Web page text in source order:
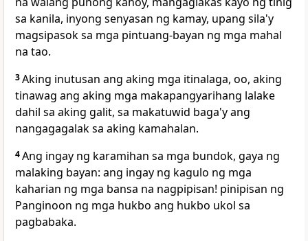
sa kanila, inyong senyasan ng kamay, upang sila'y
magsipasok sa mga pintuang-bayan ng mga mahal
na tao.
3Aking inutusan ang aking mga itinalaga, oo, aking
tinawag ang aking mga makapangyarihang lalake
dahil sa aking galit, sa makatuwid baga'y ang
nangagagalak sa aking kamahalan.
4Ang ingay ng karamihan sa mga bundok, gaya ng
malaking bayan: ang ingay ng kagulo ng mga
kaharian ng mga bansa na nagpipisan! pinipisan ng
Panginoon ng mga hukbo ang hukbo ukol sa
pagbabaka.